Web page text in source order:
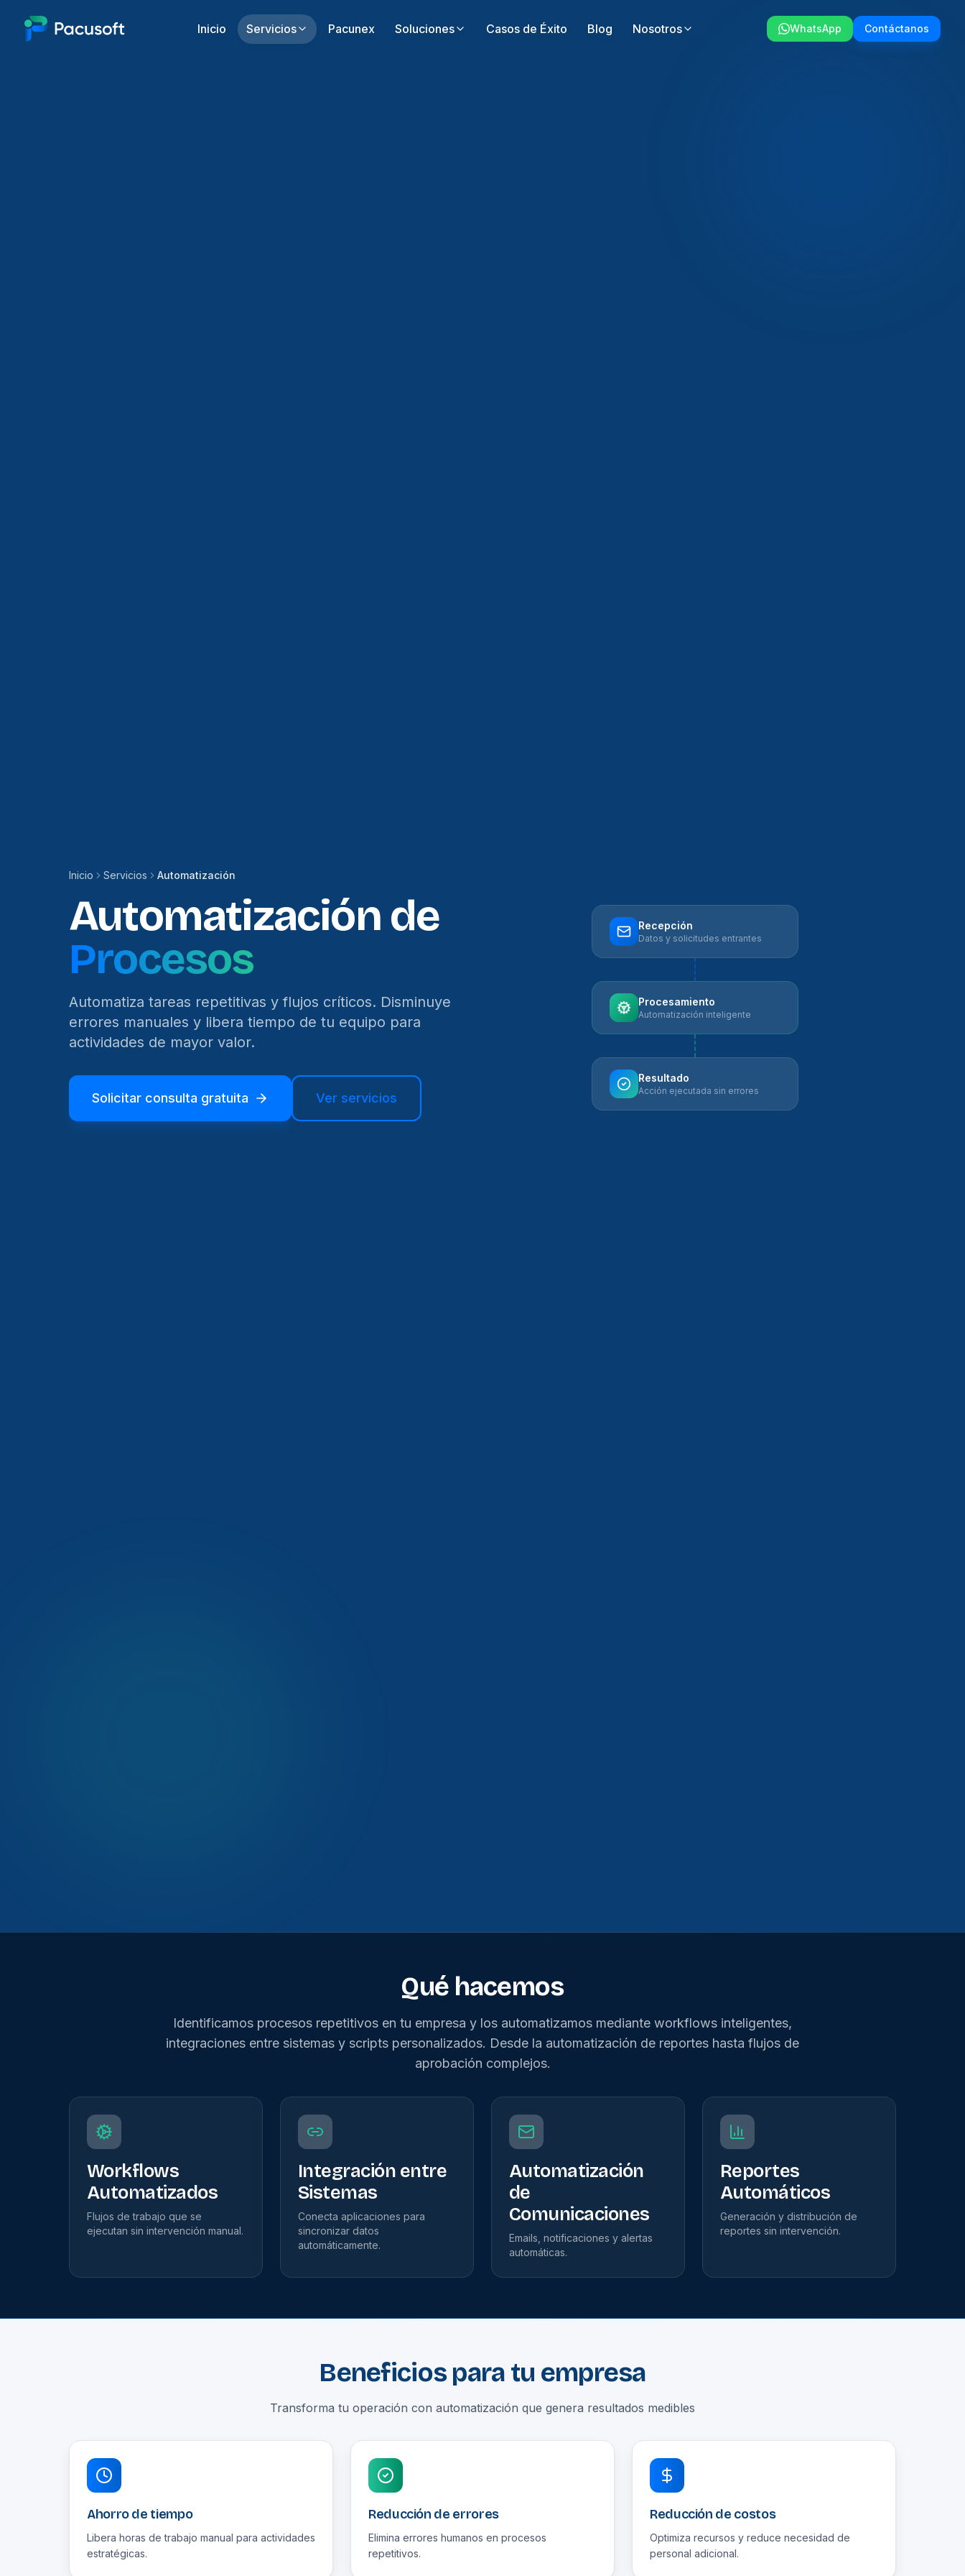
Inicio Servicios Pacunex Soluciones Casos de Éxito Blog Nosotros WhatsApp Contáctanos
Inicio Servicios Automatización
Automatización de
Procesos
Automatiza tareas repetitivas y flujos críticos. Disminuye
errores manuales y libera tiempo de tu equipo para
actividades de mayor valor.
Solicitar consulta gratuita Ver servicios
Recepción
Datos y solicitudes entrantes
Procesamiento
Automatización inteligente
Resultado
Acción ejecutada sin errores
Qué hacemos
Identificamos procesos repetitivos en tu empresa y los automatizamos mediante workflows inteligentes,
integraciones entre sistemas y scripts personalizados. Desde la automatización de reportes hasta flujos de
aprobación complejos.
Workflows
Automatizados
Flujos de trabajo que se
ejecutan sin intervención manual.
Integración entre
Sistemas
Conecta aplicaciones para
sincronizar datos
automáticamente.
Automatización
de
Comunicaciones
Emails, notificaciones y alertas
automáticas.
Reportes
Automáticos
Generación y distribución de
reportes sin intervención.
Beneficios para tu empresa
Transforma tu operación con automatización que genera resultados medibles
Ahorro de tiempo
Libera horas de trabajo manual para actividades
estratégicas.
Reducción de errores
Elimina errores humanos en procesos
repetitivos.
Reducción de costos
Optimiza recursos y reduce necesidad de
personal adicional.